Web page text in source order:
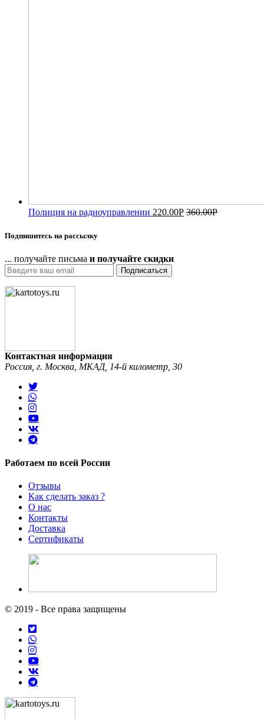
Полиция на радиоуправлении 220.00Р 360.00Р
Подпишитесь на рассылку
... получайте письма и получайте скидки
Подписаться
Контактная информация
Россия, г. Москва, МКАД, 14-й километр, 30
Работаем по всей России
Отзывы
Как сделать заказ ?
О нас
Контакты
Доставка
Сертификаты
© 2019 - Все права защищены